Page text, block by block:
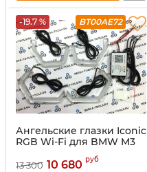
-19.7 % BT00AE72
Ангельские глазки Iconic
RGB Wi-Fi для BMW M3
M4 E90, E92, F30
13 300 10 680 руб